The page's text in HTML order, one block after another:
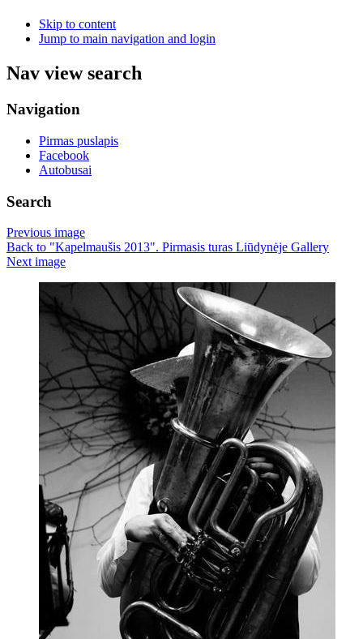
Skip to content
Jump to main navigation and login
Nav view search
Navigation
Pirmas puslapis
Facebook
Autobusai
Search
Previous image
Back to "Kapelmaušis 2013". Pirmasis turas Liūdynėje Gallery
Next image